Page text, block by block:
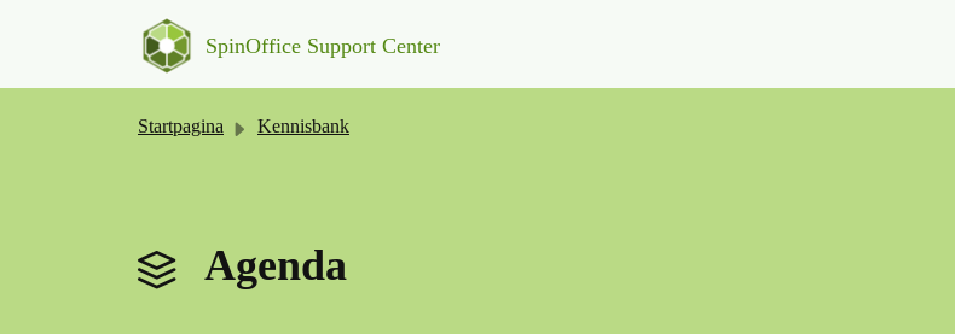
SpinOffice Support Center
Startpagina Kennisbank
Agenda